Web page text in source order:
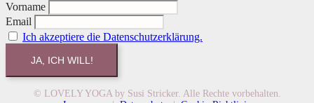
Vorname
Email
Ich akzeptiere die Datenschutzerklärung.
© LOVELY YOGA by Susi Stricker. Alle Rechte vorbehalten.